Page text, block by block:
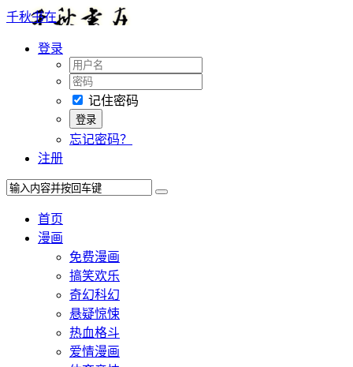
千秋书在
登录
记住密码
忘记密码？
注册
首页
漫画
免费漫画
搞笑欢乐
奇幻科幻
悬疑惊悚
热血格斗
爱情漫画